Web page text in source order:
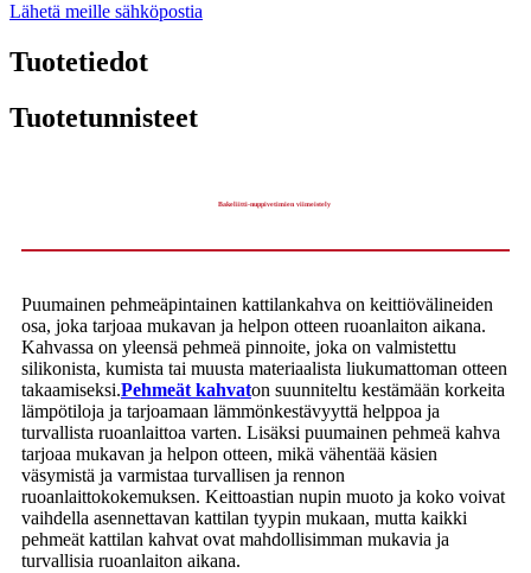
Lähetä meille sähköpostia
Tuotetiedot
Tuotetunnisteet
Bakeliitti-nuppivetimien viimeistely
Puumainen pehmeäpintainen kattilankahva on keittiövälineiden
osa, joka tarjoaa mukavan ja helpon otteen ruoanlaiton aikana.
Kahvassa on yleensä pehmeä pinnoite, joka on valmistettu
silikonista, kumista tai muusta materiaalista liukumattoman otteen
takaamiseksi.Pehmeät kahvaton suunniteltu kestämään korkeita
lämpötiloja ja tarjoamaan lämmönkestävyyttä helppoa ja
turvallista ruoanlaittoa varten. Lisäksi puumainen pehmeä kahva
tarjoaa mukavan ja helpon otteen, mikä vähentää käsien
väsymistä ja varmistaa turvallisen ja rennon
ruoanlaittokokemuksen. Keittoastian nupin muoto ja koko voivat
vaihdella asennettavan kattilan tyypin mukaan, mutta kaikki
pehmeät kattilan kahvat ovat mahdollisimman mukavia ja
turvallisia ruoanlaiton aikana.